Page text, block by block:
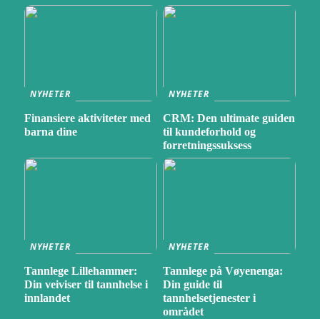
NYHETER
Finansiere aktiviteter med
barna dine
NYHETER
CRM: Den ultimate guiden
til kundeforhold og
forretningssuksess
NYHETER
Tannlege Lillehammer:
Din veiviser til tannhelse i
innlandet
NYHETER
Tannlege på Vøyenenga:
Din guide til
tannhelsetjenester i
området